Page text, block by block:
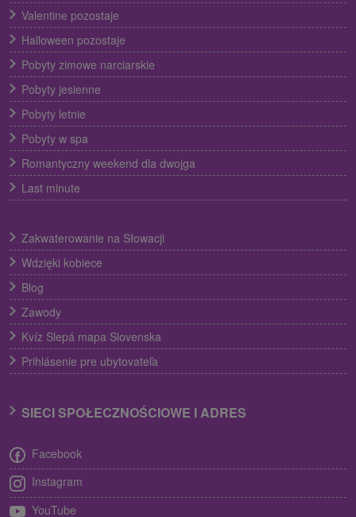
Valentine pozostaje
Halloween pozostaje
Pobyty zimowe narciarskie
Pobyty jesienne
Pobyty letnie
Pobyty w spa
Romantyczny weekend dla dwojga
Last minute
Zakwaterowanie na Słowacji
Wdzięki kobiece
Blog
Zawody
Kvíz Slepá mapa Slovenska
Prihlásenie pre ubytovateľa
SIECI SPOŁECZNOŚCIOWE I ADRES
Facebook
Instagram
YouTube